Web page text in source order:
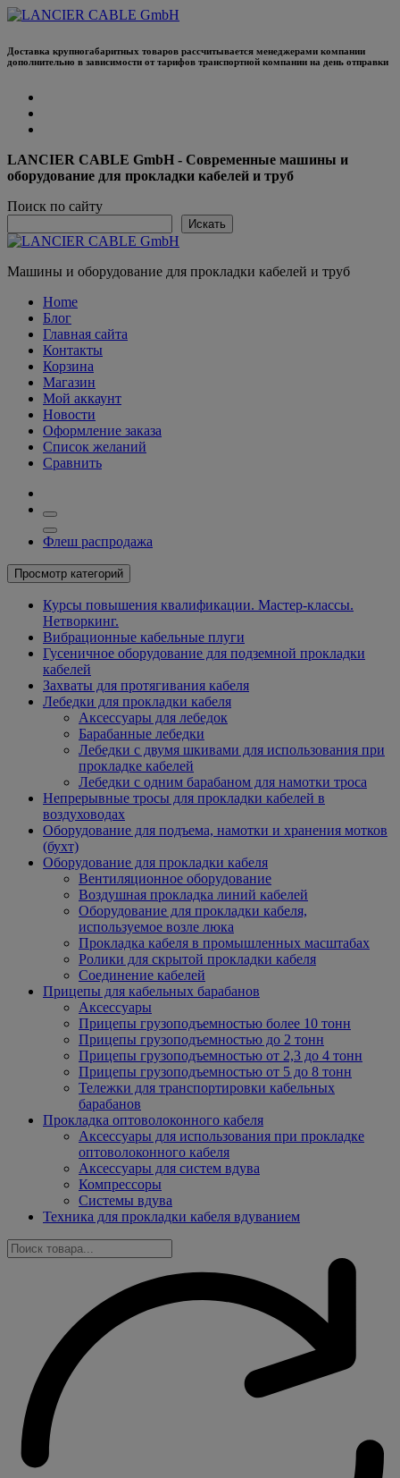
Перейти
содержанию
Доставка крупногабаритных товаров рассчитывается менеджерами компании
дополнительно в зависимости от тарифов транспортной компании на день отправки
LANCIER CABLE GmbH - Современные машины и
оборудование для прокладки кабелей и труб
Поиск по сайту
Искать
Машины и оборудование для прокладки кабелей и труб
Home
Блог
Главная сайта
Контакты
Корзина
Магазин
Мой аккаунт
Новости
Оформление заказа
Список желаний
Сравнить
Флеш распродажа
Просмотр категорий
Курсы повышения квалификации. Мастер-классы.
Нетворкинг.
Вибрационные кабельные плуги
Гусеничное оборудование для подземной прокладки
кабелей
Захваты для протягивания кабеля
Лебедки для прокладки кабеля
Аксессуары для лебедок
Барабанные лебедки
Лебедки с двумя шкивами для использования при
прокладке кабелей
Лебедки с одним барабаном для намотки троса
Непрерывные тросы для прокладки кабелей в
воздуховодах
Оборудование для подъема, намотки и хранения мотков
(бухт)
Оборудование для прокладки кабеля
Вентиляционное оборудование
Воздушная прокладка линий кабелей
Оборудование для прокладки кабеля,
используемое возле люка
Прокладка кабеля в промышленных масштабах
Ролики для скрытой прокладки кабеля
Соединение кабелей
Прицепы для кабельных барабанов
Аксессуары
Прицепы грузоподъемностью более 10 тонн
Прицепы грузоподъемностью до 2 тонн
Прицепы грузоподъемностью от 2,3 до 4 тонн
Прицепы грузоподъемностью от 5 до 8 тонн
Тележки для транспортировки кабельных
барабанов
Прокладка оптоволоконного кабеля
Аксессуары для использования при прокладке
оптоволоконного кабеля
Аксессуары для систем вдува
Компрессоры
Системы вдува
Техника для прокладки кабеля вдуванием